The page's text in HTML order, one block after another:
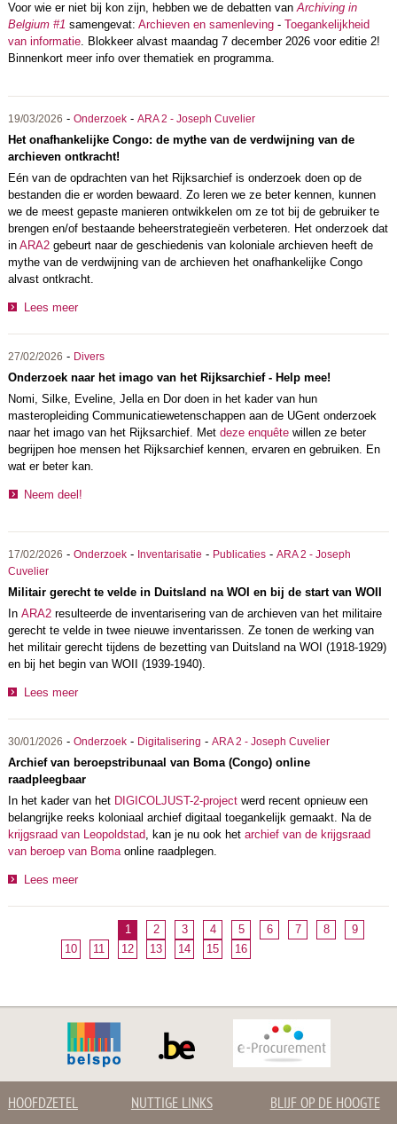
Voor wie er niet bij kon zijn, hebben we de debatten vanArchiving in
Belgium #1 samengevat: Archieven en samenleving- Toegankelijkheid
van informatie. Blokkeer alvast maandag 7 december 2026 voor editie 2!
Binnenkort meer info over thematiek en programma.
19/03/2026 - Onderzoek- ARA 2 - Joseph Cuvelier
Het onafhankelijke Congo: de mythe van de verdwijning van de
archieven ontkracht!
Eén van de opdrachten van het Rijksarchief is onderzoek doen op de
bestanden die er worden bewaard. Zo leren we ze beter kennen, kunnen
we de meest gepaste manieren ontwikkelen om ze tot bij de gebruiker te
brengen en/of bestaande beheerstrategieën verbeteren. Het onderzoek dat
in ARA2gebeurt naar de geschiedenis van koloniale archieven heeft de
mythe van de verdwijning van de archieven het onafhankelijke Congo
alvast ontkracht.
Lees meer
27/02/2026 - Divers
Onderzoek naar het imago van het Rijksarchief - Help mee!
Nomi, Silke, Eveline, Jella en Dor doen in het kader van hun
masteropleiding Communicatiewetenschappen aan de UGent onderzoek
naar het imago van het Rijksarchief. Met deze enquêtewillen ze beter
begrijpen hoe mensen het Rijksarchief kennen, ervaren en gebruiken. En
wat er beter kan.
Neem deel!
17/02/2026 - Onderzoek- Inventarisatie - Publicaties- ARA 2 - Joseph
Cuvelier
Militair gerecht te velde in Duitsland na WOI en bij de start van WOII
In ARA2resulteerde de inventarisering van de archieven van het militaire
gerecht te velde in twee nieuwe inventarissen. Ze tonen de werking van
het militair gerecht tijdens de bezetting van Duitsland na WOI (1918-1929)
en bij het begin van WOII (1939-1940).
Lees meer
30/01/2026 - Onderzoek- Digitalisering - ARA 2 - Joseph Cuvelier
Archief van beroepstribunaal van Boma (Congo) online
raadpleegbaar
In het kader van het DIGICOLJUST-2-projectwerd recent opnieuw een
belangrijke reeks koloniaal archief digitaal toegankelijk gemaakt. Na de
krijgsraad van Leopoldstad, kan je nu ook het archief van de krijgsraad
van beroep van Bomaonline raadplegen.
Lees meer
1 2 3 4 5 6 7 8
9
10
11 12 13 14 15 16
HOOFDZETEL NUTTIGE LINKS BLIJF OP DE HOOGTE